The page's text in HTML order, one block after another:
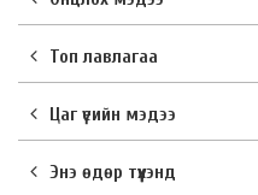
Топ лавлагаа
Цаг үеийн мэдээ
Энэ өдөр түүхэнд